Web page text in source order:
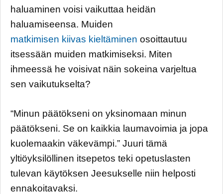
haluaminen voisi vaikuttaa heidän
haluamiseensa. Muiden
matkimisen kiivas kieltäminen osoittautuu
itsessään muiden matkimiseksi. Miten
ihmeessä he voisivat näin sokeina varjeltua
sen vaikutukselta?
“Minun päätökseni on yksinomaan minun
päätökseni. Se on kaikkia laumavoimia ja jopa
kuolemaakin väkevämpi.” Juuri tämä
yltiöyksilöllinen itsepetos teki opetuslasten
tulevan käytöksen Jeesukselle niin helposti
ennakoitavaksi.